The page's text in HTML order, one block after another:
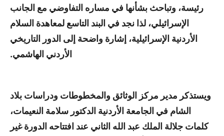
رئيسة، وتباحث بشأنها في مساره التفاوضي مع الجانب
الإسرائيلي، لذا نجد في البند التاسع لمعاهدة السلام
الأردنية الإسرائيلية، إشارة واضحة إلى الدور التاريخي
الأردني الهاشمي.
ويستذكر مدير مركز الوثائق والمخطوطات ودراسات بلاد
الشام في الجامعة الأردنية الدكتور سلامة النعيمات،
كلمات جلالة الملك عبد الله الثاني عند افتتاحه الدورة غير